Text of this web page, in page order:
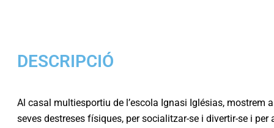
DESCRIPCIÓ
Al casal multiesportiu de l’escola Ignasi Iglésias, mostrem
seves destreses físiques, per socialitzar-se i divertir-se i